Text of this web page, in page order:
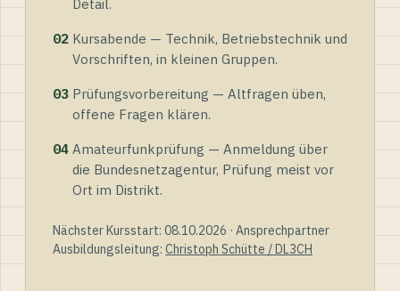
Detail.
02 Kursabende — Technik, Betriebstechnik und
Vorschriften, in kleinen Gruppen.
03 Prüfungsvorbereitung — Altfragen üben,
offene Fragen klären.
04 Amateurfunkprüfung — Anmeldung über
die Bundesnetzagentur, Prüfung meist vor
Ort im Distrikt.
Nächster Kursstart: 08.10.2026 · Ansprechpartner
Ausbildungsleitung: Christoph Schütte / DL3CH